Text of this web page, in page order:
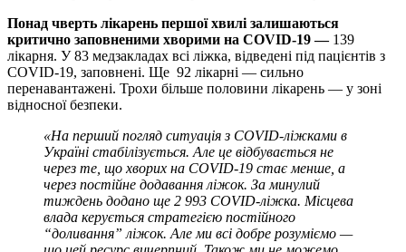
Понад чверть лікарень першої хвилі залишаються
критично заповненими хворими на COVID-19 — 139
лікарня. У 83 медзакладах всі ліжка, відведені під пацієнтів з
COVID-19, заповнені. Ще 92 лікарні — сильно
перенавантажені. Трохи більше половини лікарень — у зоні
відносної безпеки.
«На перший погляд ситуація з COVID-ліжками в
Україні стабілізується. Але це відбувається не
через те, що хворих на COVID-19 стає менше, а
через постійне додавання ліжок. За минулий
тиждень додано ще 2 993 COVID-ліжка. Місцева
влада керується стратегією постійного
“доливання” ліжок. Але ми всі добре розуміємо —